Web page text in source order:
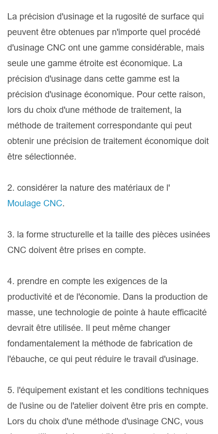
La précision d'usinage et la rugosité de surface qui
peuvent être obtenues par n'importe quel procédé
d'usinage CNC ont une gamme considérable, mais
seule une gamme étroite est économique. La
précision d'usinage dans cette gamme est la
précision d'usinage économique. Pour cette raison,
lors du choix d'une méthode de traitement, la
méthode de traitement correspondante qui peut
obtenir une précision de traitement économique doit
être sélectionnée.
2. considérer la nature des matériaux de l'
Moulage CNC.
3. la forme structurelle et la taille des pièces usinées
CNC doivent être prises en compte.
4. prendre en compte les exigences de la
productivité et de l'économie. Dans la production de
masse, une technologie de pointe à haute efficacité
devrait être utilisée. Il peut même changer
fondamentalement la méthode de fabrication de
l'ébauche, ce qui peut réduire le travail d'usinage.
5. l'équipement existant et les conditions techniques
de l'usine ou de l'atelier doivent être pris en compte.
Lors du choix d'une méthode d'usinage CNC, vous